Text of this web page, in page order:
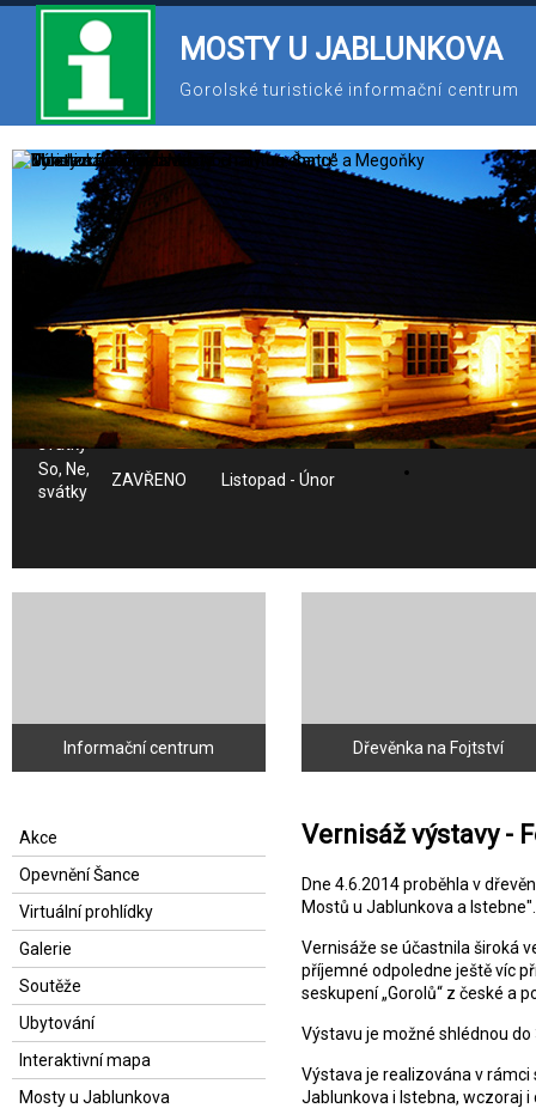
MOSTY U JABLUNKOVA
Gorolské turistické informační centrum
558 341 586
603 825 226
ic@gotic.cz
Po-Pá
8:00 - 16:00
Celý rok
8:30 - 14:30
Červenec - Srpen
svátky
8:30 - 12:30
Září - Říjen a
Březen - Červen
Ne,
svátky
8:30 - 12:30
Červenec - Srpen
So, Ne,
svátky
ZAVŘENO Listopad - Únor
Informační centrum Dřevěnka na Fojtství
Akce
Opevnění Šance
Virtuální prohlídky
Galerie
Soutěže
Ubytování
Interaktivní mapa
Mosty u Jablunkova
Vernisáž výstavy -
Dne 4.6.2014 proběhla v
Mostů u Jablunkova a Istebne".
Vernisáže se účastnila široká
příjemné odpoledne ještě víc
seskupení „Gorolů“ z české a
Výstavu je možné shlédnou do
Výstava je realizována v
Jablunkova i Istebna, wczoraj